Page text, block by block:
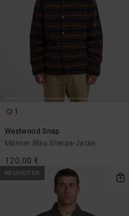
1
Westwood Snap
Männer Blau Sherpa-Jacke
120,00 €
NEUHEITEN